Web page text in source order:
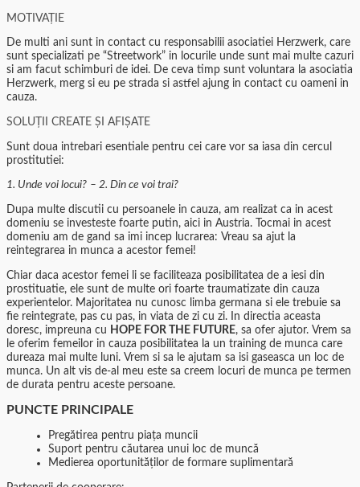
MOTIVAȚIE
De multi ani sunt in contact cu responsabilii asociatiei Herzwerk, care
sunt specializati pe “Streetwork” in locurile unde sunt mai multe cazuri
si am facut schimburi de idei. De ceva timp sunt voluntara la asociatia
Herzwerk, merg si eu pe strada si astfel ajung in contact cu oameni in
cauza.
SOLUȚII CREATE ȘI AFIȘATE
Sunt doua intrebari esentiale pentru cei care vor sa iasa din cercul
prostitutiei:
1. Unde voi locui? – 2. Din ce voi trai?
Dupa multe discutii cu persoanele in cauza, am realizat ca in acest
domeniu se investeste foarte putin, aici in Austria. Tocmai in acest
domeniu am de gand sa imi incep lucrarea: Vreau sa ajut la
reintegrarea in munca a acestor femei!
Chiar daca acestor femei li se faciliteaza posibilitatea de a iesi din
prostituatie, ele sunt de multe ori foarte traumatizate din cauza
experientelor. Majoritatea nu cunosc limba germana si ele trebuie sa
fie reintegrate, pas cu pas, in viata de zi cu zi. In directia aceasta
doresc, impreuna cu HOPE FOR THE FUTURE, sa ofer ajutor. Vrem sa
le oferim femeilor in cauza posibilitatea la un training de munca care
dureaza mai multe luni. Vrem si sa le ajutam sa isi gaseasca un loc de
munca. Un alt vis de-al meu este sa creem locuri de munca pe termen
de durata pentru aceste persoane.
PUNCTE PRINCIPALE
Pregătirea pentru piața muncii
Suport pentru căutarea unui loc de muncă
Medierea oportunităților de formare suplimentară